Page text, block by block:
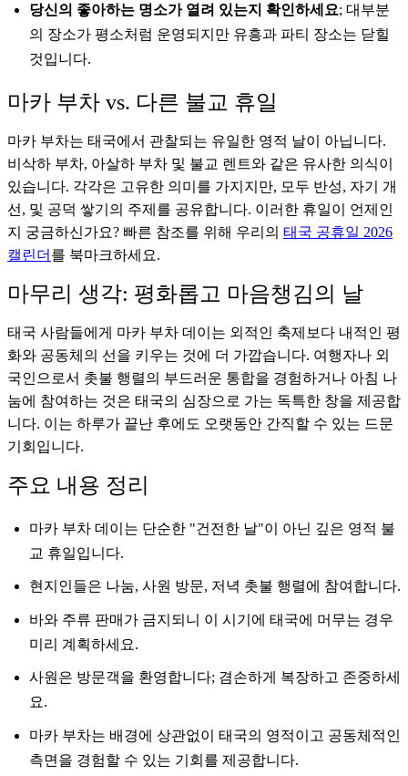
당신의 좋아하는 명소가 열려 있는지 확인하세요; 대부분
의 장소가 평소처럼 운영되지만 유흥과 파티 장소는 닫힐
것입니다.
마카 부차 vs. 다른 불교 휴일
마카 부차는 태국에서 관찰되는 유일한 영적 날이 아닙니다.
비삭하 부차, 아살하 부차 및 불교 렌트와 같은 유사한 의식이
있습니다. 각각은 고유한 의미를 가지지만, 모두 반성, 자기 개
선, 및 공덕 쌓기의 주제를 공유합니다. 이러한 휴일이 언제인
지 궁금하신가요? 빠른 참조를 위해 우리의 태국 공휴일 2026
캘린더 를 북마크하세요.
마무리 생각: 평화롭고 마음챙김의 날
태국 사람들에게 마카 부차 데이는 외적인 축제보다 내적인 평
화와 공동체의 선을 키우는 것에 더 가깝습니다. 여행자나 외
국인으로서 촛불 행렬의 부드러운 통합을 경험하거나 아침 나
눔에 참여하는 것은 태국의 심장으로 가는 독특한 창을 제공합
니다. 이는 하루가 끝난 후에도 오랫동안 간직할 수 있는 드문
기회입니다.
주요 내용 정리
마카 부차 데이는 단순한 "건전한 날"이 아닌 깊은 영적 불
교 휴일입니다.
현지인들은 나눔, 사원 방문, 저녁 촛불 행렬에 참여합니다.
바와 주류 판매가 금지되니 이 시기에 태국에 머무는 경우
미리 계획하세요.
사원은 방문객을 환영합니다; 겸손하게 복장하고 존중하세
요.
마카 부차는 배경에 상관없이 태국의 영적이고 공동체적인
측면을 경험할 수 있는 기회를 제공합니다.